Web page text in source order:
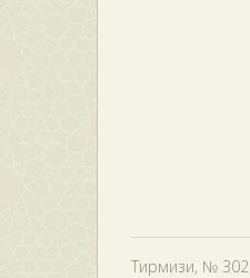
Тирмизи, № 302